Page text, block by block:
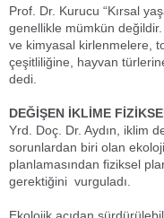
Prof. Dr. Kurucu “Kırsal
genellikle mümkün
ve kimyasal kirlenmelere,
çeşitliliğine, hayvan
dedi.
DEĞİŞEN İKLİME
Yrd. Doç. Dr. Aydın, iklim
sorunlardan biri olan
planlamasından fiziksel
gerektiğini vurguladı.